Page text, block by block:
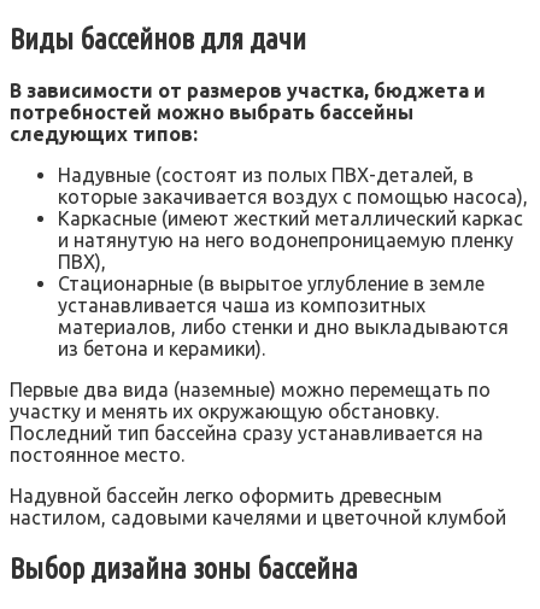
Виды бассейнов для дачи
В зависимости от размеров участка, бюджета и
потребностей можно выбрать бассейны
следующих типов:
Надувные (состоят из полых ПВХ-деталей, в
которые закачивается воздух с помощью насоса),
Каркасные (имеют жесткий металлический каркас
и натянутую на него водонепроницаемую пленку
ПВХ),
Стационарные (в вырытое углубление в земле
устанавливается чаша из композитных
материалов, либо стенки и дно выкладываются
из бетона и керамики).
Первые два вида (наземные) можно перемещать по
участку и менять их окружающую обстановку.
Последний тип бассейна сразу устанавливается на
постоянное место.
Надувной бассейн легко оформить древесным
настилом, садовыми качелями и цветочной клумбой
Выбор дизайна зоны бассейна